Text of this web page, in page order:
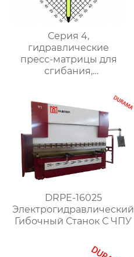
Серия 4,
гидравлические
пресс-матрицы для
сгибания,
формы для сгибания
листового металла
DRPE-16025
Электрогидравлический
Гибочный Станок С ЧПУ